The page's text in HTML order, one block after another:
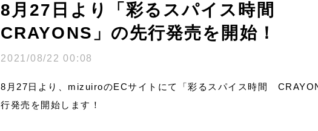
8月27日より「彩るスパイス時間
CRAYONS」の先行発売を開始！
2021/08/22 00:08
8月27日より、mizuiroのECサイトにて「彩るスパイス時間
行発売を開始します！